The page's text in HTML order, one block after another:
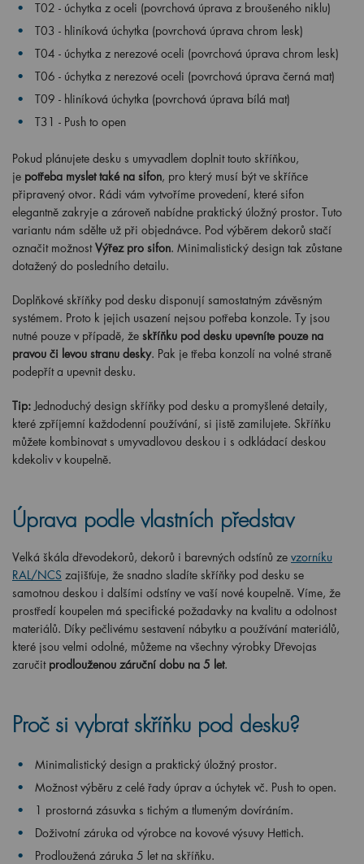
T02 - úchytka z oceli (povrchová úprava z broušeného niklu)
T03 - hliníková úchytka (povrchová úprava chrom lesk)
T04 - úchytka z nerezové oceli (povrchová úprava chrom lesk)
T06 - úchytka z nerezové oceli (povrchová úprava černá mat)
T09 - hliníková úchytka (povrchová úprava bílá mat)
T31 - Push to open
Pokud plánujete desku s umyvadlem doplnit touto skříňkou,
je potřeba myslet také na sifon, pro který musí být ve skříňce
připravený otvor. Rádi vám vytvoříme provedení, které sifon
elegantně zakryje a zároveň nabídne praktický úložný prostor. Tuto
variantu nám sdělte už při objednávce. Pod výběrem dekorů stačí
označit možnost Výřez pro sifon. Minimalistický design tak zůstane
dotažený do posledního detailu.
Doplňkové skříňky pod desku disponují samostatným závěsným
systémem. Proto k jejich usazení nejsou potřeba konzole. Ty jsou
nutné pouze v případě, že skříňku pod desku upevníte pouze na
pravou či levou stranu desky. Pak je třeba konzolí na volné straně
podepřít a upevnit desku.
Tip: Jednoduchý design skříňky pod desku a promyšlené detaily,
které zpříjemní každodenní používání, si jistě zamilujete. Skříňku
můžete kombinovat s umyvadlovou deskou i s odkládací deskou
kdekoliv v koupelně.
Úprava podle vlastních představ
Velká škála dřevodekorů, dekorů i barevných odstínů ze vzorníku
RAL/NCS zajišťuje, že snadno sladíte skříňky pod desku se
samotnou deskou i dalšími odstíny ve vaší nové koupelně. Víme, že
prostředí koupelen má specifické požadavky na kvalitu a odolnost
materiálů. Díky pečlivému sestavení nábytku a používání materiálů,
které jsou velmi odolné, můžeme na všechny výrobky Dřevojas
zaručit prodlouženou záruční dobu na 5 let.
Proč si vybrat skříňku pod desku?
Minimalistický design a praktický úložný prostor.
Možnost výběru z celé řady úprav a úchytek vč. Push to open.
1 prostorná zásuvka s tichým a tlumeným dovíráním.
Doživotní záruka od výrobce na kovové výsuvy Hettich.
Prodloužená záruka 5 let na skříňku.